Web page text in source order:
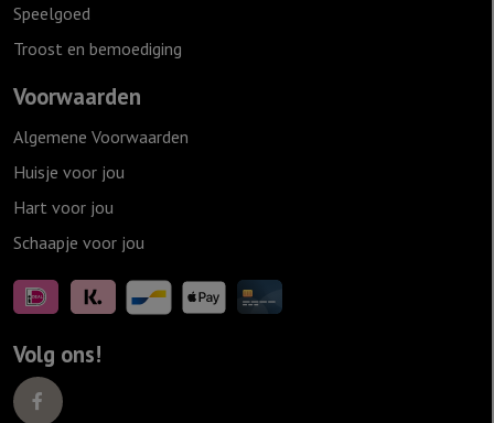
Speelgoed
Troost en bemoediging
Voorwaarden
Algemene Voorwaarden
Huisje voor jou
Hart voor jou
Schaapje voor jou
Volg ons!